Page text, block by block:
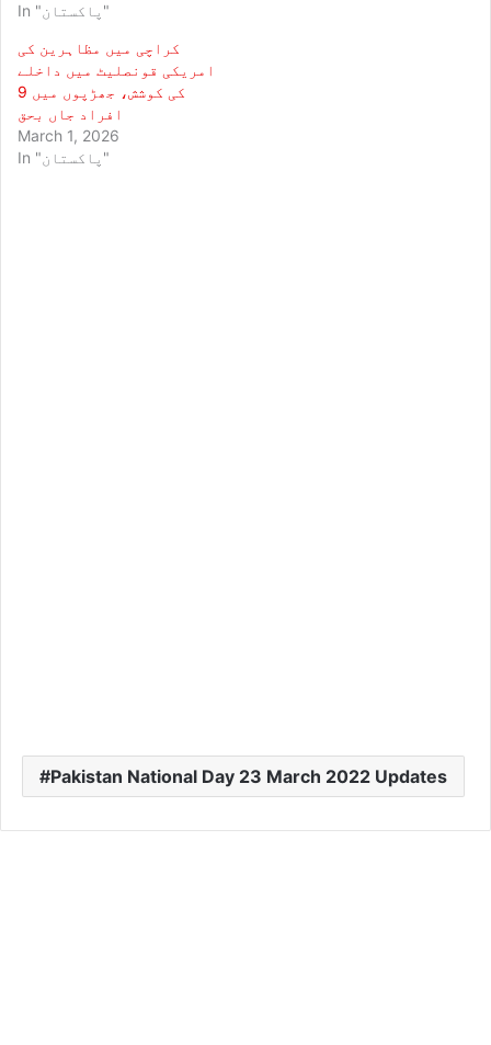
In "پاکستان"
کراچی میں مظاہرین کی
امریکی قونصلیٹ میں داخلے
کی کوشش، جھڑپوں میں 9
افراد جاں بحق
March 1, 2026
In "پاکستان"
Pakistan National Day 23 March 2022 Updates